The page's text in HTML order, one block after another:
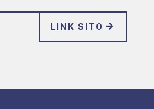
LINK SITO